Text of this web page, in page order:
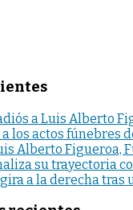
a Luis Alberto
los actos fúnebres
Alberto Figueroa,
su trayectoria
a la derecha